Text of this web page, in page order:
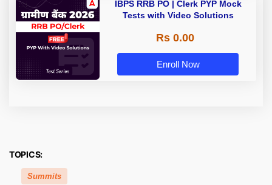
IBPS RRB PO | Clerk PYP Mock
Tests with Video Solutions
Rs 0.00
Enroll Now
TOPICS:
Summits